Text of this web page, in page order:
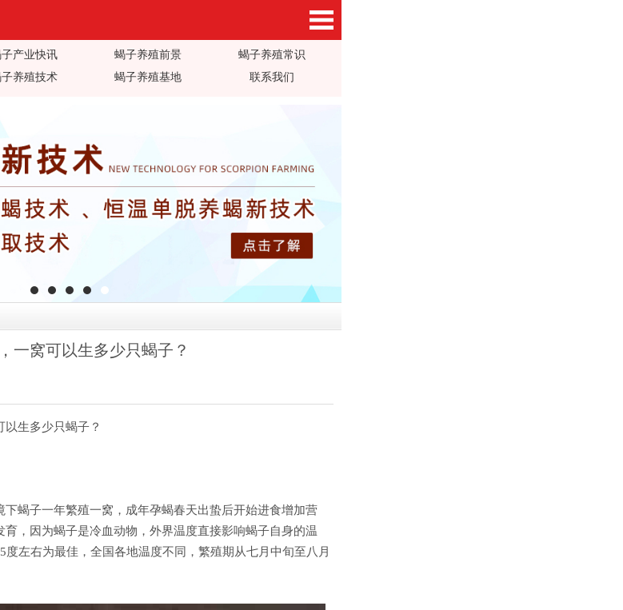
频_蝎子养
地加盟
产业快讯 蝎子养殖前景
蝎子养殖常识
养殖技术 蝎子养殖基地 联系我们
一窝可以生多少只蝎子？
生多少只蝎子？
蝎子一年繁殖一窝，成年孕蝎春天出蛰后开始进食增加营
，因为蝎子是冷血动物，外界温度直接影响蝎子自身的温
度左右为最佳，全国各地温度不同，繁殖期从七月中旬至八月